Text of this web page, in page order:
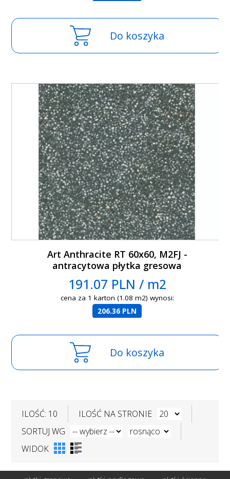
Do koszyka
Art Anthracite RT 60x60, M2FJ -
antracytowa płytka gresowa
191.07 PLN / m2
cena za 1 karton (1.08 m2) wynosi:
206.36 PLN
Do koszyka
ILOŚĆ: 10
ILOŚĆ NA STRONIE
SORTUJ WG
WIDOK